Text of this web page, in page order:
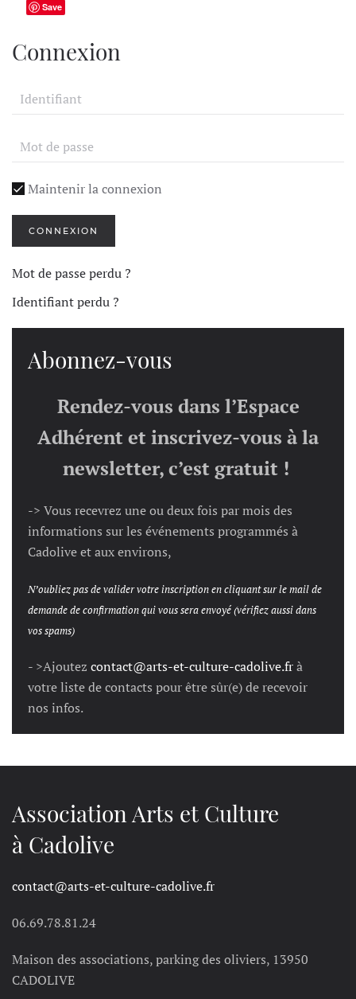
Save
Connexion
Maintenir la connexion
CONNEXION
Mot de passe perdu ?
Identifiant perdu ?
Abonnez-vous
Rendez-vous dans l’Espace
Adhérent et inscrivez-vous à la
newsletter, c’est gratuit !
-> Vous recevrez une ou deux fois par mois des
informations sur les événements programmés à
Cadolive et aux environs,
N’oubliez pas de valider votre inscription en cliquant sur le mail de
demande de confirmation qui vous sera envoyé (vérifiez aussi dans
vos spams)
- >Ajoutez contact@arts-et-culture-cadolive.frà
votre liste de contacts pour être sûr(e) de recevoir
nos infos.
Association Arts et Culture
à Cadolive
contact@arts-et-culture-cadolive.fr
06.69.78.81.24
Maison des associations, parking des oliviers, 13950
CADOLIVE